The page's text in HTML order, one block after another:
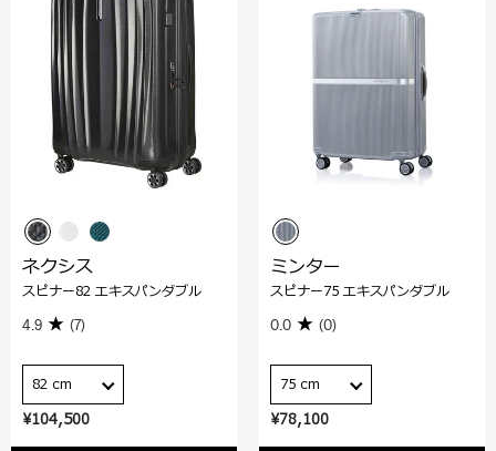
¥104,500
ネクシス
スピナー82 エキスパンダブル
4.9 (7)
82 cm
¥78,100
ミンター
スピナー75 エキスパンダブル
0.0 (0)
75 cm